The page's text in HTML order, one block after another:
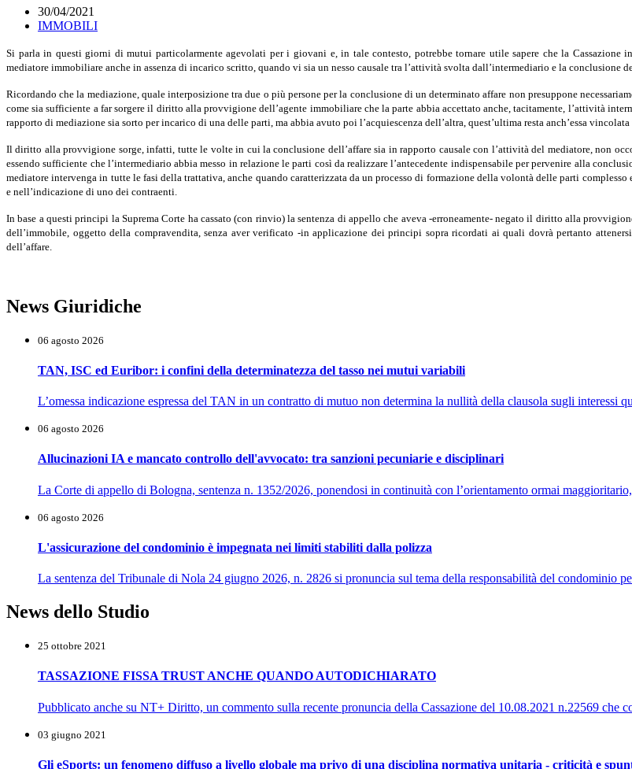
30/04/2021
IMMOBILI
Si parla in questi giorni di mutui particolarmente agevolati per i giovani e, in tale contesto, potrebbe tornare utile sapere che la
mediatore immobiliare anche in assenza di incarico scritto, quando vi sia un nesso causale tra l’attività svolta dall’intermediario e la conclusione
Ricordando che la mediazione, quale interposizione tra due o più persone per la conclusione di un determinato affare non presuppone
come sia sufficiente a far sorgere il diritto alla provvigione dell’agente immobiliare che la parte abbia accettato anche, tacitamente, l’attività
rapporto di mediazione sia sorto per incarico di una delle parti, ma abbia avuto poi l’acquiescenza dell’altra, quest’ultima resta anch’essa
Il diritto alla provvigione sorge, infatti, tutte le volte in cui la conclusione dell’affare sia in rapporto causale con l’attività del mediatore, non
essendo sufficiente che l’intermediario abbia messo in relazione le parti così da realizzare l’antecedente indispensabile per pervenire alla
mediatore intervenga in tutte le fasi della trattativa, anche quando caratterizzata da un processo di formazione della volontà delle parti
e nell’indicazione di uno dei contraenti.
In base a questi principi la Suprema Corte ha cassato (con rinvio) la sentenza di appello che aveva -erroneamente- negato il diritto alla
dell’immobile, oggetto della compravendita, senza aver verificato -in applicazione dei principi sopra ricordati ai quali dovrà pertanto
dell’affare.
News Giuridiche
06 agosto 2026
TAN, ISC ed Euribor: i confini della determinatezza del tasso nei mutui variabili
L’omessa indicazione espressa del TAN in un contratto di mutuo non determina la nullità della clausola sugli interessi
06 agosto 2026
Allucinazioni IA e mancato controllo dell'avvocato: tra sanzioni pecuniarie e disciplinari
La Corte di appello di Bologna, sentenza n. 1352/2026, ponendosi in continuità con l’orientamento ormai
06 agosto 2026
L'assicurazione del condominio è impegnata nei limiti stabiliti dalla polizza
La sentenza del Tribunale di Nola 24 giugno 2026, n. 2826 si pronuncia sul tema della responsabilità del condominio
News dello Studio
25 ottobre 2021
TASSAZIONE FISSA TRUST ANCHE QUANDO AUTODICHIARATO
Pubblicato anche su NT+ Diritto, un commento sulla recente pronuncia della Cassazione del 10.08.2021 n.22569 che
03 giugno 2021
Gli eSports: un fenomeno diffuso a livello globale ma privo di una disciplina normativa unitaria - criticità e